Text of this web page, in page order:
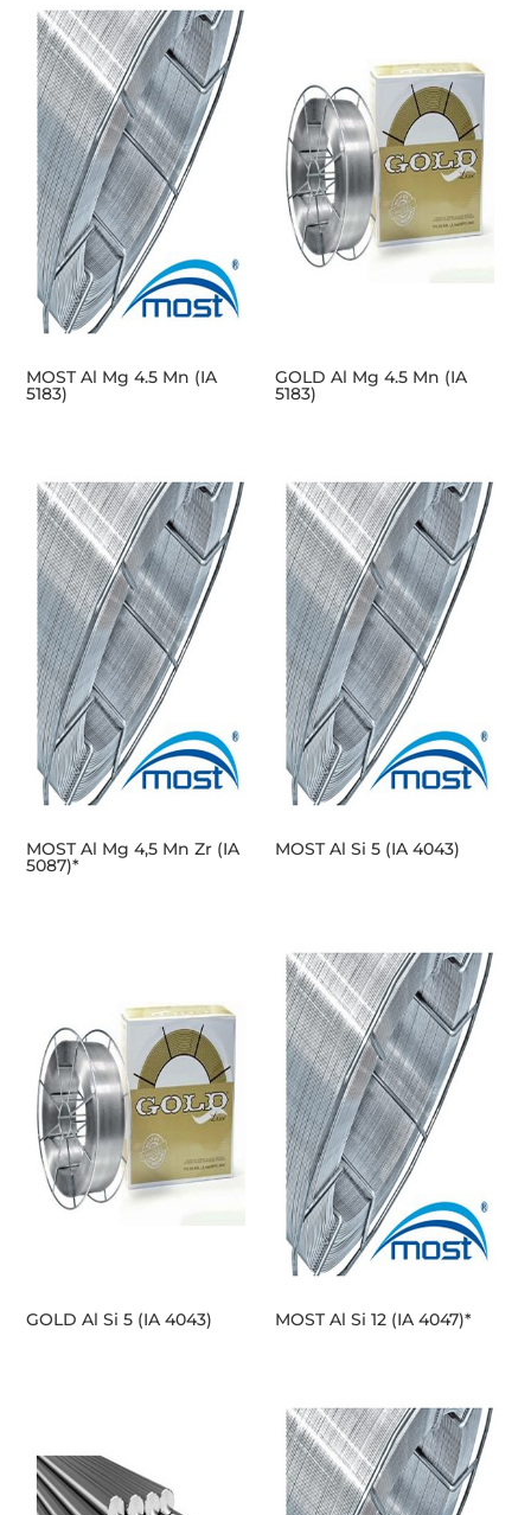
MOST Al Mg 4.5 Mn (IA
5183)
GOLD Al Mg 4.5 Mn (IA
5183)
MOST Al Mg 4,5 Mn Zr (IA
5087)*
MOST Al Si 5 (IA 4043)
GOLD Al Si 5 (IA 4043) MOST Al Si 12 (IA 4047)*